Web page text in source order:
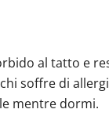
al tatto e
soffre di
mentre dormi.